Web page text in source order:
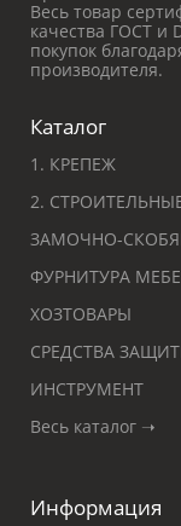
Весь товар
качества ГОСТ и
покупок
производителя.
Каталог
1. КРЕПЕЖ
2.
ЗАМОЧНО-
ФУРНИТУРА
ХОЗТОВАРЫ
СРЕДСТВА
ИНСТРУМЕНТ
Весь каталог ➝
Информация